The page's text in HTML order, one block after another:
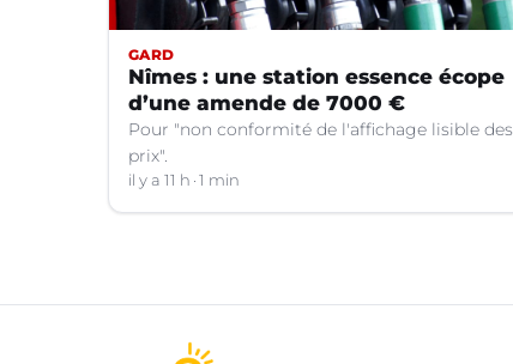
GARD
Nîmes : une station essence écope
d’une amende de 7000 €
Pour "non conformité de l'affichage lisible des
prix".
il y a 11 h 1 min